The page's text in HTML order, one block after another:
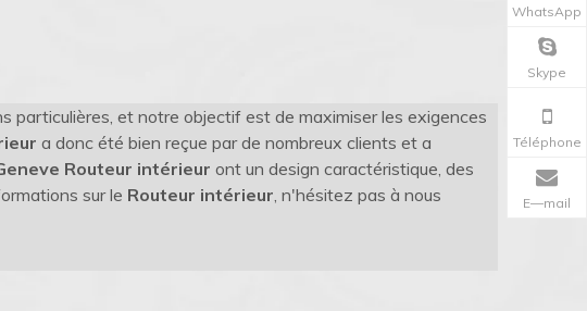
particulières, et notre objectif est de maximiser les exigences
a donc été bien reçue par de nombreux clients et a
Routeur intérieur ont un design caractéristique, des
sur le Routeur intérieur, n'hésitez pas à nous
WhatsApp
Skype
Téléphone
E—mail